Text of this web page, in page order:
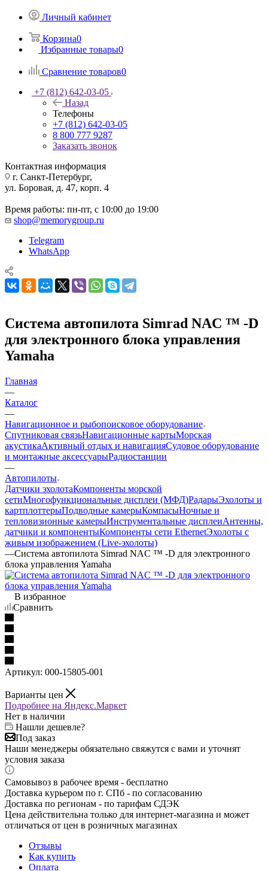
Личный кабинет
Корзина0
Избранные товары0
Сравнение товаров0
+7 (812) 642-03-05
Назад
Телефоны
+7 (812) 642-03-05
8 800 777 9287
Заказать звонок
Контактная информация
г. Санкт-Петербург,
ул. Боровая, д. 47, корп. 4
Время работы: пн-пт, с 10:00 до 19:00
shop@memorygroup.ru
Telegram
WhatsApp
Система автопилота Simrad NAC ™ -D
для электронного блока управления
Yamaha
Главная
—
Каталог
—
Навигационное и рыбопоисковое оборудование
Спутниковая связьНавигационные картыМорская
акустикаАктивный отдых и навигацияСудовое оборудование
и монтажные аксессуарыРадиостанции
—
Автопилоты
Датчики эхолотаКомпоненты морской
сетиМногофункциональные дисплеи (МФД)РадарыЭхолоты и
картплоттерыПодводные камерыКомпасыНочные и
тепловизионные камерыИнструментальные дисплеиАнтенны,
датчики и компонентыКомпоненты сети EthernetЭхолоты с
живым изображением (Live-эхолоты)
—Система автопилота Simrad NAC ™ -D для электронного
блока управления Yamaha
В избранное
Сравнить
Артикул: 000-15805-001
Варианты цен
Подробнее на Яндекс.Маркет
Нет в наличии
Нашли дешевле?
Под заказ
Наши менеджеры обязательно свяжутся с вами и уточнят
условия заказа
Самовывоз в рабочее время - бесплатно
Доставка курьером по г. СПб - по согласованию
Доставка по регионам - по тарифам СДЭК
Цена действительна только для интернет-магазина и может
отличаться от цен в розничных магазинах
Отзывы
Как купить
Оплата